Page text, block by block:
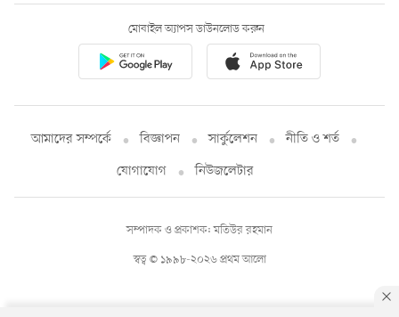
মোবাইল অ্যাপস ডাউনলোড করুন
আমাদের সম্পর্কে বিজ্ঞাপন সার্কুলেশন
নীতি ও শর্ত
যোগাযোগ
নিউজলেটার
স্বত্ব © ১৯৯৮-২০২৬ প্রথম আলো
সম্পাদক ও প্রকাশক: মতিউর রহমান